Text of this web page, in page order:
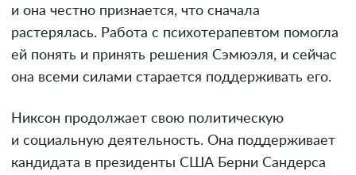
и она честно признается, что сначала
растерялась. Работа с психотерапевтом помогла
ей понять и принять решения Сэмюэля, и сейчас
она всеми силами старается поддерживать его.
Никсон продолжает свою политическую
и социальную деятельность. Она поддерживает
кандидата в президенты США Берни Сандерса